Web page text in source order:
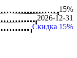
15%
2026-12-31
Скидка 15%